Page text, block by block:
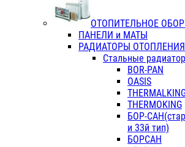
ОТОПИТЕЛЬНОЕ
ПАНЕЛИ и МАТЫ
РАДИАТОРЫ ОТОПЛЕНИЯ
Стальные
BOR-PAN
OASIS
THERMOKING
БОР-
и 33й тип)
БОРСАН